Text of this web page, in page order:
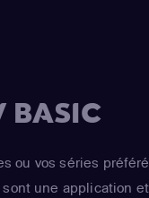
BASIC
ou vos séries
sont une application